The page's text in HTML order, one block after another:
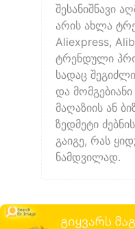
შესანიშნავი
არის ახლა
Aliexpress,
ტრენდული
სადაც
და მომგებიანი
მაღაზიის ან
ზედმეტი
გაიგე, რას
ნამდვილად.